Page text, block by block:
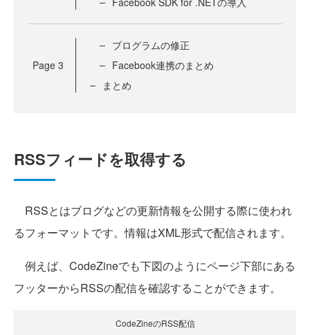
Page 3
プログラムの修正
Facebook連携のまとめ
まとめ
RSSフィードを取得する
RSSとはブログなどの更新情報を公開する際に使われ
るフォーマットです。情報はXML形式で配信されます。
例えば、CodeZineでも下図のようにページ下部にある
フッターからRSSの配信を確認することができます。
CodeZineのRSS配信